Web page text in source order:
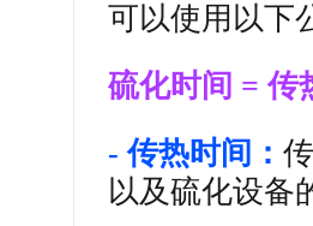
可以使用以下
硫化时间 = 传
- 传热时间：
以及硫化设备